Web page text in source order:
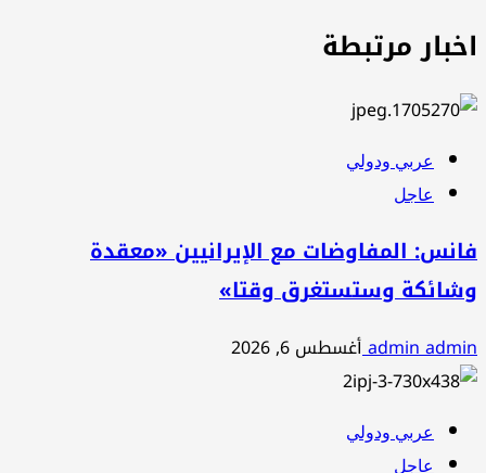
اخبار مرتبطة
عربي ودولي
عاجل
فانس: المفاوضات مع الإيرانيين «معقدة
وشائكة وستستغرق وقتا»
admin adminأغسطس 6, 2026
عربي ودولي
عاجل